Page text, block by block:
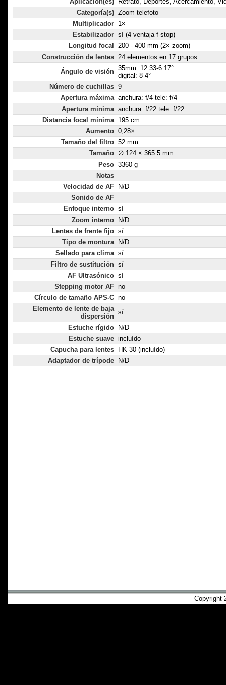
Categoría(s) Zoom telefoto
Multiplicador 1×
Estabilizador sí (4 ventaja f-stop)
Longitud focal
200 - 400 mm (2× zoom)
Construcción de lentes 24 elementos en 17 grupos
Ángulo de visión 35mm: 12.33-6.17°
digital: 8-4°
Número de cuchillas 9
Apertura máxima anchura: f/4 tele: f/4
Apertura mínima anchura: f/22 tele: f/22
Distancia focal mínima 195 cm
Aumento 0,28×
Tamaño del filtro 52 mm
Tamaño ∅ 124 × 365.5 mm
Peso 3360 g
Notas
Velocidad de AF
N/D
Sonido de AF
Enfoque interno sí
Zoom interno
N/D
Lentes de frente fijo sí
Tipo de montura
N/D
Sellado para clima sí
Filtro de sustitución sí
AF Ultrasónico sí
Stepping motor AF no
Círculo de tamaño APS-C no
Elemento de lente de baja
dispersión
sí
Estuche rígido
N/D
Estuche suave incluído
Capucha para lentes
HK-30 (incluído)
Adaptador de trípode
N/D
Copyright